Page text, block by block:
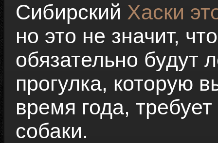
Сибирский Хаски
но это не значит,
обязательно будут
прогулка, которую
время года,
собаки.